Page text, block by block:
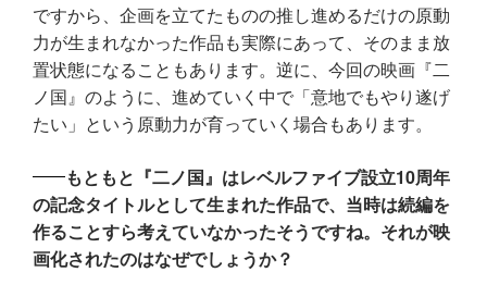
ですから、企画を立てたものの推し進めるだけの原動
力が生まれなかった作品も実際にあって、そのまま放
置状態になることもあります。逆に、今回の映画『二
ノ国』のように、進めていく中で「意地でもやり遂げ
たい」という原動力が育っていく場合もあります。
もともと『二ノ国』はレベルファイブ設立10周年
の記念タイトルとして生まれた作品で、当時は続編を
作ることすら考えていなかったそうですね。それが映
画化されたのはなぜでしょうか？